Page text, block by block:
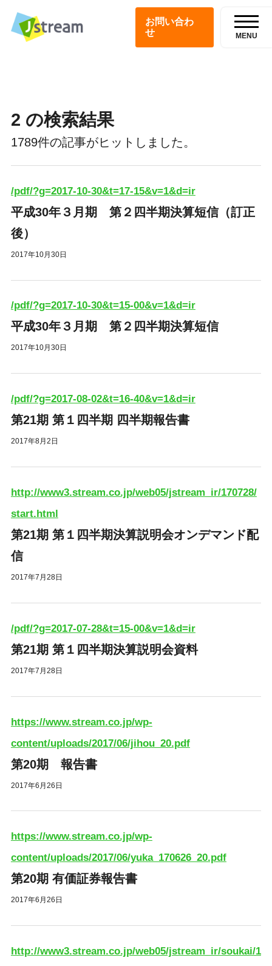
お問い合わ
せ
MENU
2 の検索結果
1789件の記事がヒットしました。
/pdf/?g=2017-10-30&t=17-15&v=1&d=ir
平成30年３月期 第２四半期決算短信（訂正
後）
2017年10月30日
/pdf/?g=2017-10-30&t=15-00&v=1&d=ir
平成30年３月期 第２四半期決算短信
2017年10月30日
/pdf/?g=2017-08-02&t=16-40&v=1&d=ir
第21期 第１四半期 四半期報告書
2017年8月2日
http://www3.stream.co.jp/web05/jstream_ir/170728/
start.html
第21期 第１四半期決算説明会オンデマンド配
信
2017年7月28日
/pdf/?g=2017-07-28&t=15-00&v=1&d=ir
第21期 第１四半期決算説明会資料
2017年7月28日
https://www.stream.co.jp/wp-
content/uploads/2017/06/jihou_20.pdf
第20期 報告書
2017年6月26日
https://www.stream.co.jp/wp-
content/uploads/2017/06/yuka_170626_20.pdf
第20期 有価証券報告書
2017年6月26日
http://www3.stream.co.jp/web05/jstream_ir/soukai/1